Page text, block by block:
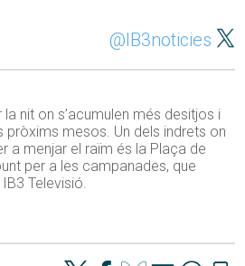
@IB3noticies
nit on s’acumulen més desitjos i
pròxims mesos. Un dels indrets on
a menjar el raïm és la Plaça de
per a les campanades, que
Televisió.